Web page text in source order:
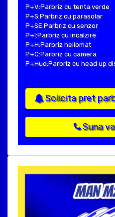
P+V:Parbriz cu tenta verde
P+S:Parbriz cu parasolar
P+SE:Parbriz cu senzor
P+I:Parbriz cu incalzire
P+H:Parbriz heliomat
P+C:Parbriz cu camera
P+Hud:Parbriz cu head up
Solicita pret
Suna